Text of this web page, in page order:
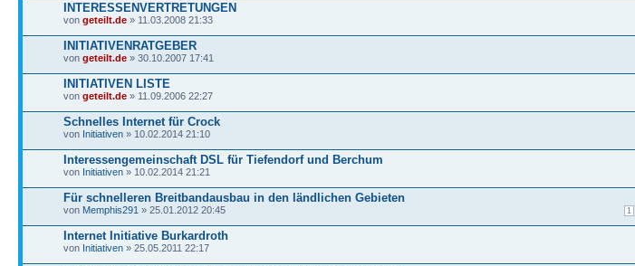
INTERESSENVERTRETUNGEN
von geteilt.de » 11.03.2008 21:33
INITIATIVENRATGEBER
von geteilt.de » 30.10.2007 17:41
INITIATIVEN LISTE
von geteilt.de » 11.09.2006 22:27
Schnelles Internet für Crock
von Initiativen » 10.02.2014 21:10
Interessengemeinschaft DSL für Tiefendorf und Berchum
von Initiativen » 10.02.2014 21:21
Für schnelleren Breitbandausbau in den ländlichen Gebieten
1
von Memphis291 » 25.01.2012 20:45
Internet Initiative Burkardroth
von Initiativen » 25.05.2011 22:17